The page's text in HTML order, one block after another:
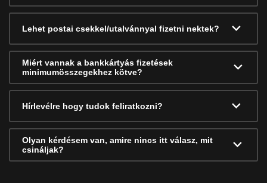
Lehet postai csekkel/utalvánnyal fizetni nektek?
Miért vannak a bankkártyás fizetések
minimumösszegekhez kötve?
Hírlevélre hogy tudok feliratkozni?
Olyan kérdésem van, amire nincs itt válasz, mit
csináljak?